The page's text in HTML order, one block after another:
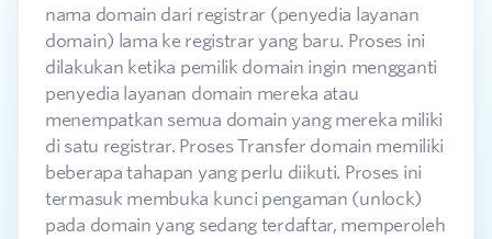
nama domain dari registrar (penyedia layanan
domain) lama ke registrar yang baru. Proses ini
dilakukan ketika pemilik domain ingin mengganti
penyedia layanan domain mereka atau
menempatkan semua domain yang mereka miliki
di satu registrar. Proses Transfer domain memiliki
beberapa tahapan yang perlu diikuti. Proses ini
termasuk membuka kunci pengaman (unlock)
pada domain yang sedang terdaftar, memperoleh